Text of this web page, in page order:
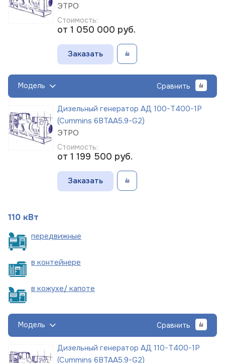
ЭТРО
Стоимость:
от 1 050 000 руб.
Заказать
Модель Сравнить
Дизельный генератор АД 100-Т400-1Р
(Cummins 6BTAA5,9-G2)
ЭТРО
Стоимость:
от 1 199 500 руб.
Заказать
110 кВт
передвижные
в контейнере
в кожухе/ капоте
Модель Сравнить
Дизельный генератор АД 110-Т400-1Р
(Cummins 6BTAA5.9-G2)